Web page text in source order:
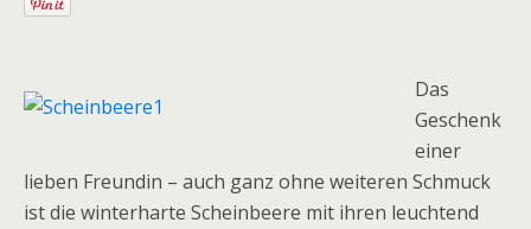
Das
Geschenk
einer
lieben Freundin – auch ganz ohne weiteren Schmuck
ist die winterharte Scheinbeere mit ihren leuchtend